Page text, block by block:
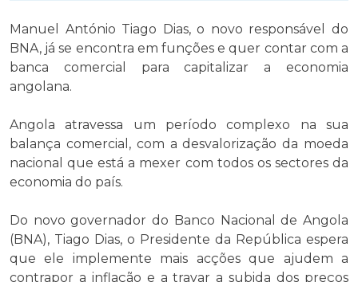
Manuel António Tiago Dias, o novo responsável do
BNA, já se encontra em funções e quer contar com a
banca comercial para capitalizar a economia
angolana.
Angola atravessa um período complexo na sua
balança comercial, com a desvalorização da moeda
nacional que está a mexer com todos os sectores da
economia do país.
Do novo governador do Banco Nacional de Angola
(BNA), Tiago Dias, o Presidente da República espera
que ele implemente mais acções que ajudem a
contrapor a inflação e a travar a subida dos preços